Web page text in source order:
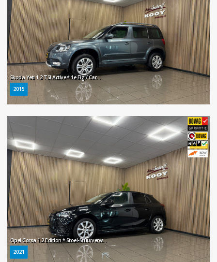
Skoda Yeti 1.2 TSI Active * 1e Eig / Carplay / Trekhaak / Stoelverwarming / Airco *
2015
Opel Corsa 1.2 Edition * Stoel-Stuurverwarming / LED / Navigatie / LM Velgen / NL Auto *
2021